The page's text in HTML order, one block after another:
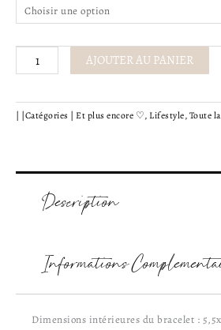
Bracelet
Jules
AJOUTER AU PANIER
| |Catégories | Et plus encore ♡, Lifestyle,Toute
Description
Informations
Dimensions intérieures du bracelet :